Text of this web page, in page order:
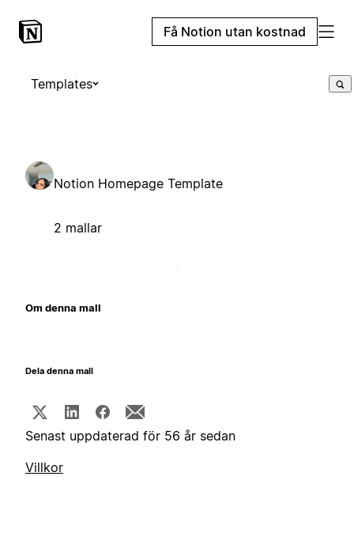
Få Notion utan kostnad
Templates
Notion Homepage Template
2 mallar
Om denna mall
Dela denna mall
Senast uppdaterad för 56 år sedan
Villkor